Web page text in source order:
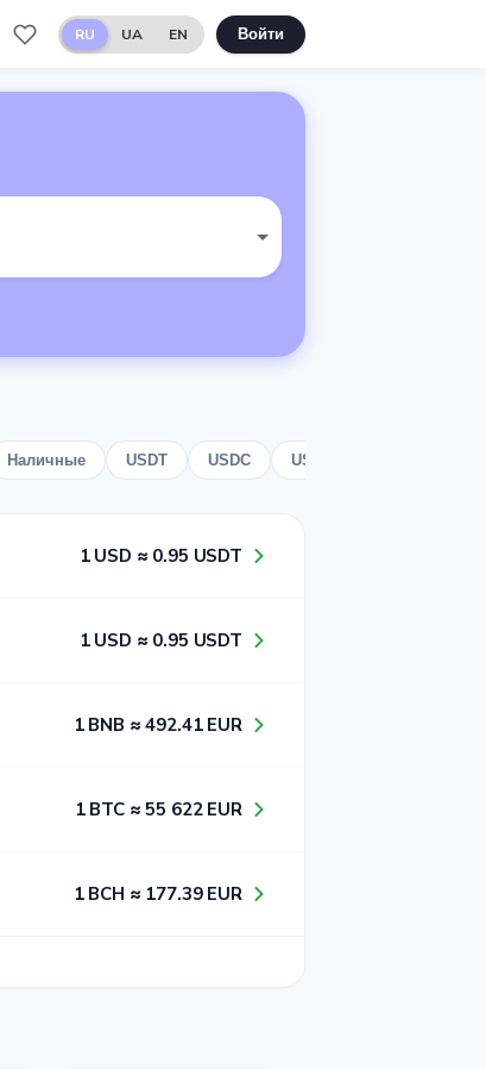
RU UA EN Войти
Наличные USDT USDC USD
1​ USD ≈ 0​.9​5​ USDT
1​ USD ≈ 0​.9​5​ USDT
1​ BNB ≈ 4​9​2​.4​1​ EUR
1​ BTC ≈ 5​5​ 6​2​2​ EUR
1​ BCH ≈ 1​7​7​.3​9​ EUR